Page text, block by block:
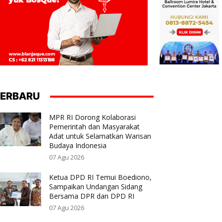
MPR RI Dorong Kolaborasi
Pemerintah dan Masyarakat
Adat untuk Selamatkan Warisan
Budaya Indonesia
07 Agu 2026
Ketua DPD RI Temui Boediono,
Sampaikan Undangan Sidang
Bersama DPR dan DPD RI
07 Agu 2026